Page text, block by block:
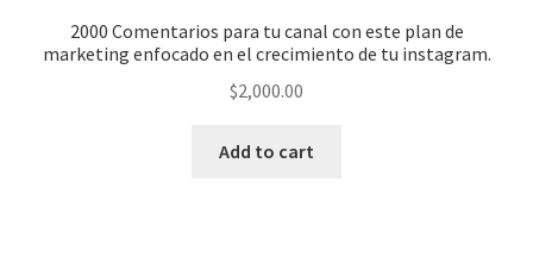
2000 Comentarios para tu canal con este plan de
marketing enfocado en el crecimiento de tu instagram.
$2,000.00
Add to cart